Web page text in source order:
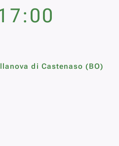
di Castenaso (BO)